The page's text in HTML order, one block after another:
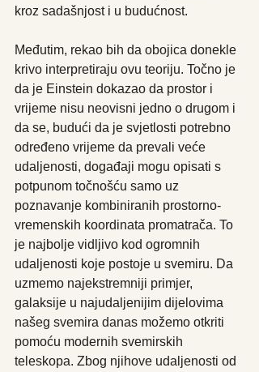
kroz sadašnjost i u budućnost.
Međutim, rekao bih da obojica donekle
krivo interpretiraju ovu teoriju. Točno je
da je Einstein dokazao da prostor i
vrijeme nisu neovisni jedno o drugom i
da se, budući da je svjetlosti potrebno
određeno vrijeme da prevali veće
udaljenosti, događaji mogu opisati s
potpunom točnošću samo uz
poznavanje kombiniranih prostorno-
vremenskih koordinata promatrača. To
je najbolje vidljivo kod ogromnih
udaljenosti koje postoje u svemiru. Da
uzmemo najekstremniji primjer,
galaksije u najudaljenijim dijelovima
našeg svemira danas možemo otkriti
pomoću modernih svemirskih
teleskopa. Zbog njihove udaljenosti od